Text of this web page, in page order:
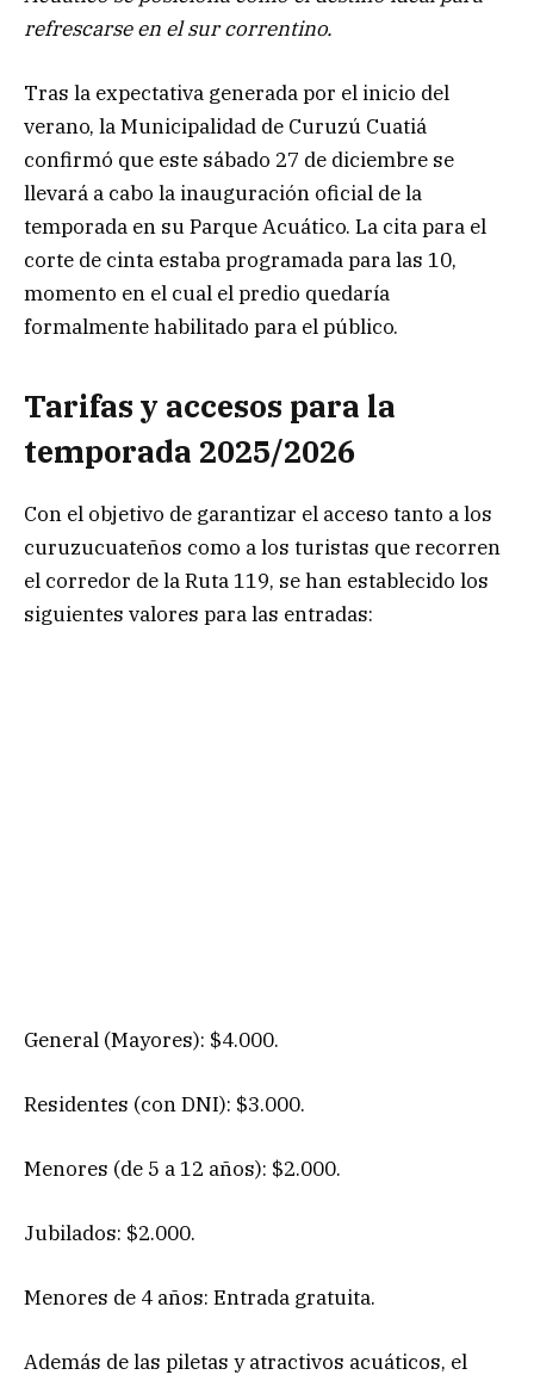
refrescarse en el sur correntino.
Tras la expectativa generada por el inicio del
verano, la Municipalidad de Curuzú Cuatiá
confirmó que este sábado 27 de diciembre se
llevará a cabo la inauguración oficial de la
temporada en su Parque Acuático. La cita para el
corte de cinta estaba programada para las 10,
momento en el cual el predio quedaría
formalmente habilitado para el público.
Tarifas y accesos para la
temporada 2025/2026
Con el objetivo de garantizar el acceso tanto a los
curuzucuateños como a los turistas que recorren
el corredor de la Ruta 119, se han establecido los
siguientes valores para las entradas:
General (Mayores): $4.000.
Residentes (con DNI): $3.000.
Menores (de 5 a 12 años): $2.000.
Jubilados: $2.000.
Menores de 4 años: Entrada gratuita.
Además de las piletas y atractivos acuáticos, el